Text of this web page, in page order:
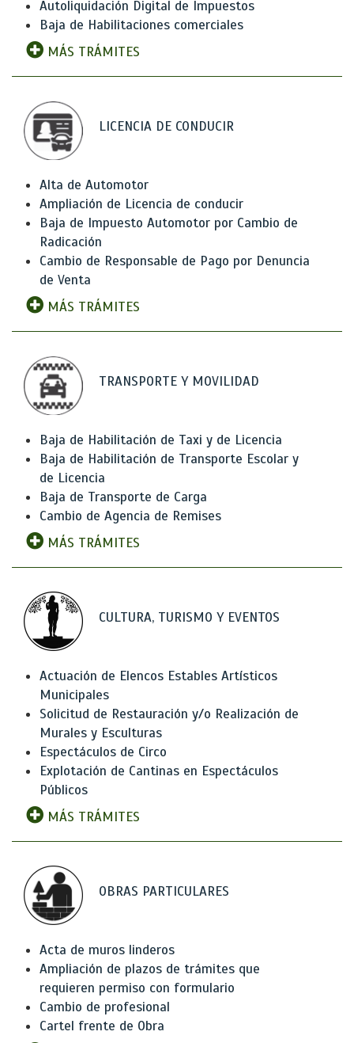
Autoliquidación Digital de Impuestos
Baja de Habilitaciones comerciales
MÁS TRÁMITES
LICENCIA DE CONDUCIR
Alta de Automotor
Ampliación de Licencia de conducir
Baja de Impuesto Automotor por Cambio de
Radicación
Cambio de Responsable de Pago por Denuncia
de Venta
MÁS TRÁMITES
TRANSPORTE Y MOVILIDAD
Baja de Habilitación de Taxi y de Licencia
Baja de Habilitación de Transporte Escolar y
de Licencia
Baja de Transporte de Carga
Cambio de Agencia de Remises
MÁS TRÁMITES
CULTURA, TURISMO Y EVENTOS
Actuación de Elencos Estables Artísticos
Municipales
Solicitud de Restauración y/o Realización de
Murales y Esculturas
Espectáculos de Circo
Explotación de Cantinas en Espectáculos
Públicos
MÁS TRÁMITES
OBRAS PARTICULARES
Acta de muros linderos
Ampliación de plazos de trámites que
requieren permiso con formulario
Cambio de profesional
Cartel frente de Obra